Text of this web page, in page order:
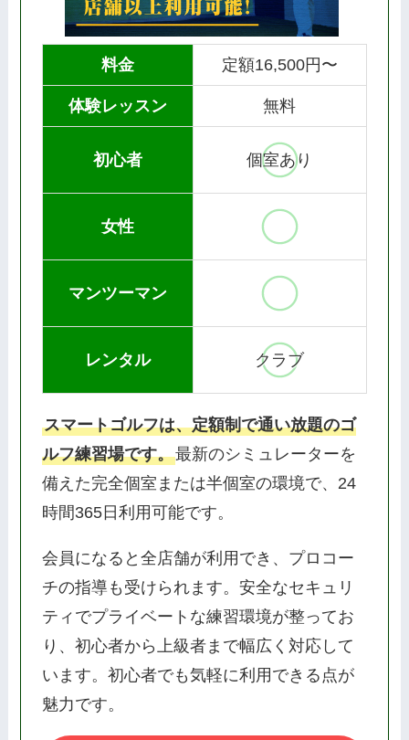
料金 定額16,500円〜
体験レッスン 無料
初心者 個室あり
女性
マンツーマン
レンタル クラブ
スマートゴルフは、定額制で通い放題のゴ
ルフ練習場です。最新のシミュレーターを
備えた完全個室または半個室の環境で、24
時間365日利用可能です。
会員になると全店舗が利用でき、プロコー
チの指導も受けられます。安全なセキュリ
ティでプライベートな練習環境が整ってお
り、初心者から上級者まで幅広く対応して
います。初心者でも気軽に利用できる点が
魅力です。